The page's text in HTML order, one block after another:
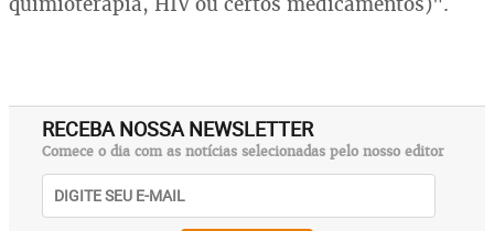
RECEBA NOSSA NEWSLETTER
Comece o dia com as notícias selecionadas pelo nosso editor